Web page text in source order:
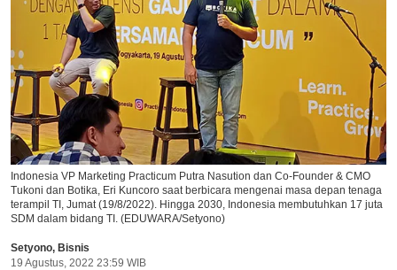
Ikuti Kami di:
Indonesia VP Marketing Practicum Putra Nasution dan Co-Founder & CMO
Tukoni dan Botika, Eri Kuncoro saat berbicara mengenai masa depan tenaga
terampil TI, Jumat (19/8/2022). Hingga 2030, Indonesia membutuhkan 17 juta
SDM dalam bidang TI. (EDUWARA/Setyono)
Setyono, Bisnis
19 Agustus, 2022 23:59 WIB